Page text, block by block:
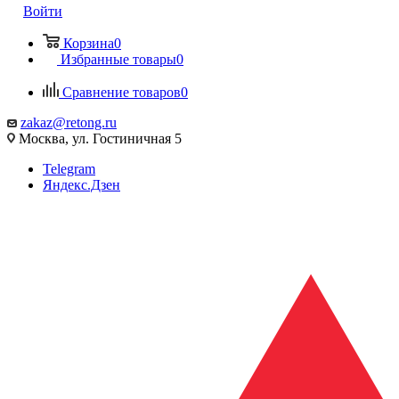
Войти
Корзина0
Избранные товары0
Сравнение товаров0
zakaz@retong.ru
Москва, ул. Гостиничная 5
Telegram
Яндекс.Дзен